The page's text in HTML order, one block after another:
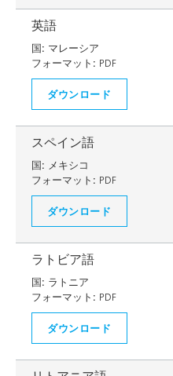
英語
国: マレーシア
フォーマット: PDF
ダウンロード
スペイン語
国: メキシコ
フォーマット: PDF
ダウンロード
ラトビア語
国: ラトニア
フォーマット: PDF
ダウンロード